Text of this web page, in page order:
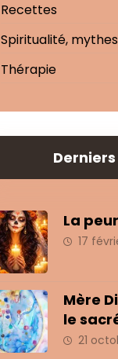
Recettes
Spiritualité,
Thérapie
La
17
Mère
le
21